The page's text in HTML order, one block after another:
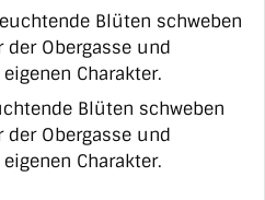
Blüten schweben
Obergasse und
Charakter.